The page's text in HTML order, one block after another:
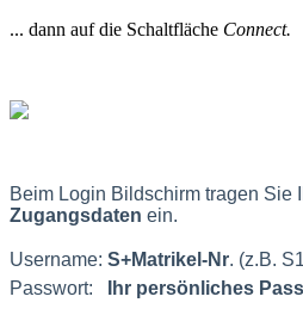
... dann auf die Schaltfläche Connect.
Beim Login Bildschirm tragen Sie
Zugangsdaten ein.
Username: S+Matrikel-Nr. (z.B.
Passwort:
Ihr persönliches